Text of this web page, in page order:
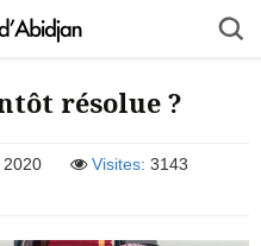
résolue ?
2020 Visites: 3143